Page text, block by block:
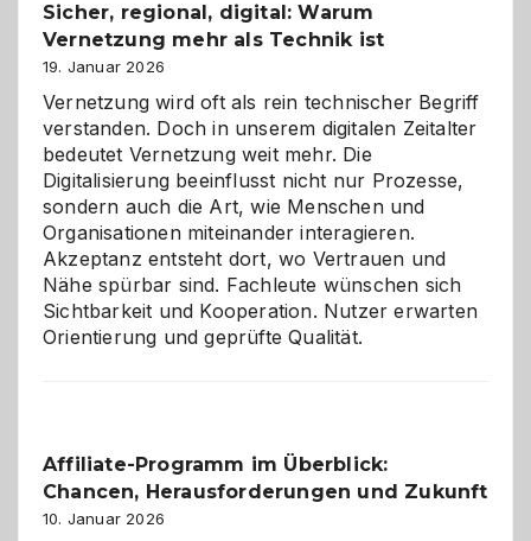
ein
dreifaches
Alaaf!
Sicher, regional, digital: Warum
Vernetzung mehr als Technik ist
19. Januar 2026
Vernetzung wird oft als rein technischer Begriff
verstanden. Doch in unserem digitalen Zeitalter
bedeutet Vernetzung weit mehr. Die
Digitalisierung beeinflusst nicht nur Prozesse,
sondern auch die Art, wie Menschen und
Organisationen miteinander interagieren.
Akzeptanz entsteht dort, wo Vertrauen und
Nähe spürbar sind. Fachleute wünschen sich
Sichtbarkeit und Kooperation. Nutzer erwarten
Orientierung und geprüfte Qualität.
Affiliate-Programm im Überblick:
Chancen, Herausforderungen und Zukunft
10. Januar 2026